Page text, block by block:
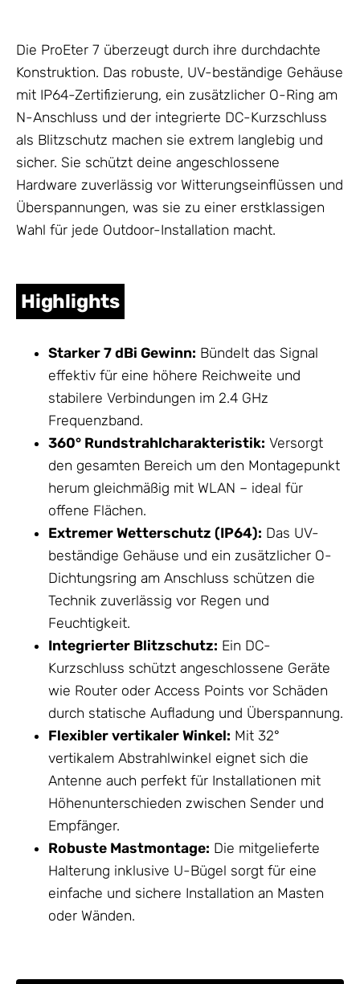
Die ProEter 7 überzeugt durch ihre durchdachte
Konstruktion. Das robuste, UV-beständige Gehäuse
mit IP64-Zertifizierung, ein zusätzlicher O-Ring am
N-Anschluss und der integrierte DC-Kurzschluss
als Blitzschutz machen sie extrem langlebig und
sicher. Sie schützt deine angeschlossene
Hardware zuverlässig vor Witterungseinflüssen und
Überspannungen, was sie zu einer erstklassigen
Wahl für jede Outdoor-Installation macht.
Highlights
Starker 7 dBi Gewinn: Bündelt das Signal
effektiv für eine höhere Reichweite und
stabilere Verbindungen im 2.4 GHz
Frequenzband.
360° Rundstrahlcharakteristik: Versorgt
den gesamten Bereich um den Montagepunkt
herum gleichmäßig mit WLAN – ideal für
offene Flächen.
Extremer Wetterschutz (IP64): Das UV-
beständige Gehäuse und ein zusätzlicher O-
Dichtungsring am Anschluss schützen die
Technik zuverlässig vor Regen und
Feuchtigkeit.
Integrierter Blitzschutz: Ein DC-
Kurzschluss schützt angeschlossene Geräte
wie Router oder Access Points vor Schäden
durch statische Aufladung und Überspannung.
Flexibler vertikaler Winkel: Mit 32°
vertikalem Abstrahlwinkel eignet sich die
Antenne auch perfekt für Installationen mit
Höhenunterschieden zwischen Sender und
Empfänger.
Robuste Mastmontage: Die mitgelieferte
Halterung inklusive U-Bügel sorgt für eine
einfache und sichere Installation an Masten
oder Wänden.